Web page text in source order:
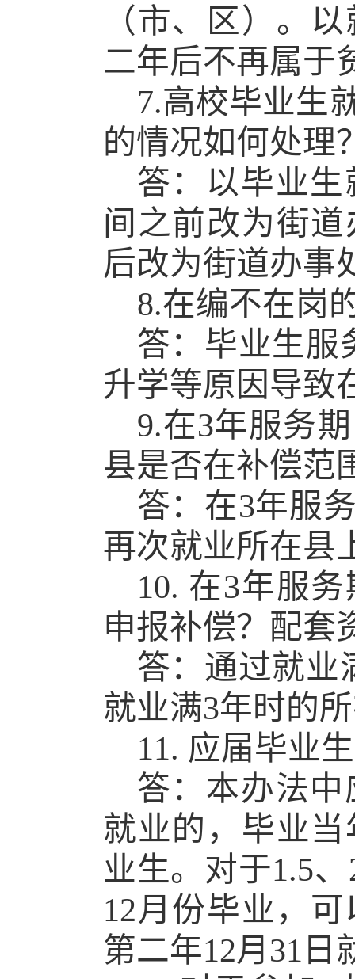
（市、区）。
二年后不再属于
7.高校毕业生
的情况如何处理
答：以毕业
间之前改为街
后改为街道办事
8.在编不在岗
答：毕业生服
升学等原因导致
9.在3年服务
县是否在补偿范
答：在3年服
再次就业所在县
10. 在3年服
申报补偿？配套
答：通过就业
就业满3年时的
11. 应届毕业
答：本办法中
就业的， 毕业当
业生。对于1.5
12月份毕业，
第二年12月31日